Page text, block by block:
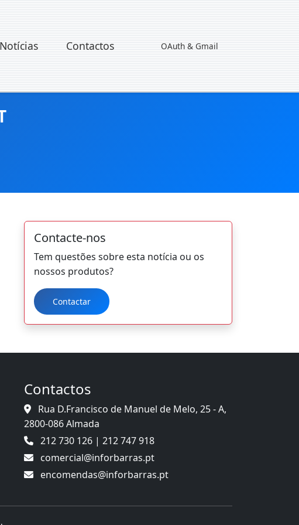
Notícias Contactos OAuth & Gmail
Contacte-nos
Tem questões sobre esta notícia ou os
nossos produtos?
Contactar
Contactos
Rua D.Francisco de Manuel de Melo, 25 - A,
2800-086 Almada
212 730 126 | 212 747 918
comercial@inforbarras.pt
encomendas@inforbarras.pt